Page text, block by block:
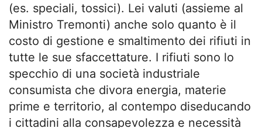
(es. speciali, tossici). Lei valuti (assieme al
Ministro Tremonti) anche solo quanto è il
costo di gestione e smaltimento dei rifiuti in
tutte le sue sfaccettature. I rifiuti sono lo
specchio di una società industriale
consumista che divora energia, materie
prime e territorio, al contempo diseducando
i cittadini alla consapevolezza e necessità